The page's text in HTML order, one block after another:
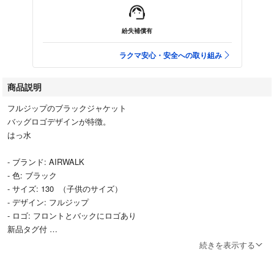
紛失補償有
ラクマ安心・安全への取り組み
商品説明
フルジップのブラックジャケット
バッグロゴデザインが特徴。
はっ水
- ブランド: AIRWALK
- 色: ブラック
- サイズ: 130 （子供のサイズ）
- デザイン: フルジップ
- ロゴ: フロントとバックにロゴあり
新品タグ付
続きを表示する